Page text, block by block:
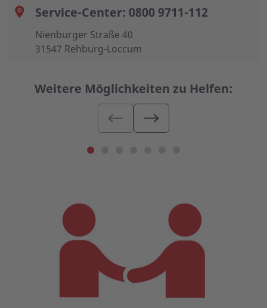
Service-Center: 0800 9711-112
Nienburger Straße 40
31547 Rehburg-Loccum
Weitere Möglichkeiten zu Helfen: